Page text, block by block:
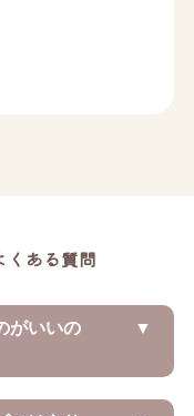
くある質問
がいいの